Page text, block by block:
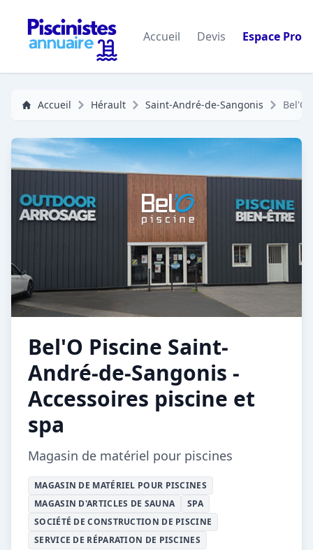
Accueil Devis Espace Pro
Accueil Hérault Saint-André-de-Sangonis Bel'O
Bel'O Piscine Saint-
André-de-Sangonis -
Accessoires piscine et
spa
Magasin de matériel pour piscines
MAGASIN DE MATÉRIEL POUR PISCINES
MAGASIN D'ARTICLES DE SAUNA
SPA
SOCIÉTÉ DE CONSTRUCTION DE PISCINE
SERVICE DE RÉPARATION DE PISCINES